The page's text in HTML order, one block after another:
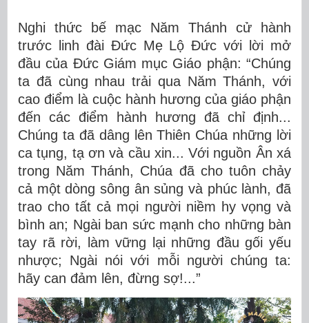
Nghi thức bế mạc Năm Thánh cử hành
trước linh đài Đức Mẹ Lộ Đức với lời mở
đầu của Đức Giám mục Giáo phận: “Chúng
ta đã cùng nhau trải qua Năm Thánh, với
cao điểm là cuộc hành hương của giáo phận
đến các điểm hành hương đã chỉ định...
Chúng ta đã dâng lên Thiên Chúa những lời
ca tụng, tạ ơn và cầu xin... Với nguồn Ân xá
trong Năm Thánh, Chúa đã cho tuôn chảy
cả một dòng sông ân sủng và phúc lành, đã
trao cho tất cả mọi người niềm hy vọng và
bình an; Ngài ban sức mạnh cho những bàn
tay rã rời, làm vững lại những đầu gối yếu
nhược; Ngài nói với mỗi người chúng ta:
hãy can đảm lên, đừng sợ!...”